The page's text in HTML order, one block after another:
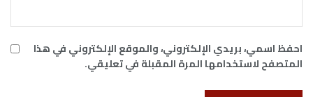
احفظ اسمي، بريدي الإلكتروني، والموقع الإلكتروني في هذا
المتصفح لاستخدامها المرة المقبلة في تعليقي.